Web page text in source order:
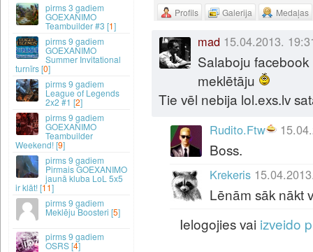
Profils Galerija Medaļas
mad 15.04.2013.
Salaboju
meklētāju
Tie vēl nebija lol.exs.lv
Rudito.Ftw
Boss.
Krekeris
Lēnām sāk nākt
Ielogojies vai izveido
3 gadiem
GOEXANIMO
Teambuilder #3 [1]
9 gadiem
GOEXANIMO
Summer Invitational
turnīrs [0]
9 gadiem
League of Legends
2x2 #1 [2]
9 gadiem
GOEXANIMO
Teambuilder
Weekend! [9]
9 gadiem
Pirmais GOEXANIMO
jaunā kluba LoL 5x5
ir klāt! [11]
9 gadiem
Meklēju Boosteri [5]
9 gadiem
OSRS [4]